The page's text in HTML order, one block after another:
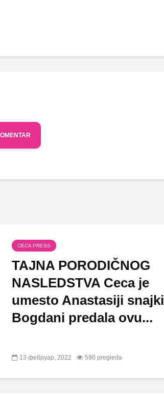
CECA PRESS
TAJNA PORODIČNOG
NASLEDSTVA Ceca je
umesto Anastasiji snajki
Bogdani predala ovu...
13 фебруар, 2022 590 pregleda